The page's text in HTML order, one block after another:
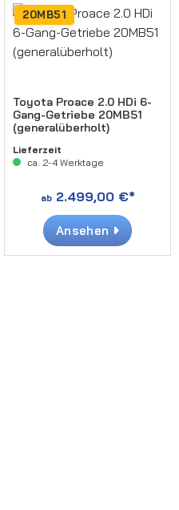
20MB51
Toyota Proace 2.0 HDi 6-
Gang-Getriebe 20MB51
(generalüberholt)
Lieferzeit
ca. 2-4 Werktage
ab2.499,00 €*
Ansehen